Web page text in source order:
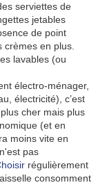
serviettes de
jetables
de point
crèmes en plus.
lavables (ou
électro-ménager,
électricité), c’est
cher mais plus
(et en
moins vite en
pas
régulièrement
consomment